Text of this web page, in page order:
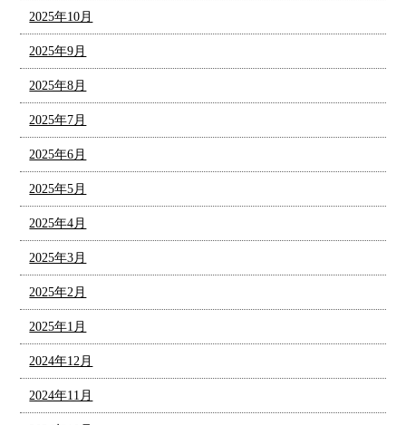
2025年10月
2025年9月
2025年8月
2025年7月
2025年6月
2025年5月
2025年4月
2025年3月
2025年2月
2025年1月
2024年12月
2024年11月